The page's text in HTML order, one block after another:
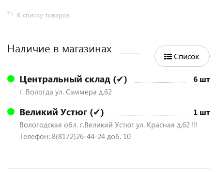
К списку товаров
Наличие в магазинах
Список
Центральный склад (✔) 6 шт
г. Вологда ул. Саммера д.62
Великий Устюг (✔) 1 шт
Вологодская обл. г.Великий Устюг ул. Красная д.62 !!!
Телефон: 8(8172)26-44-24 доб. 10